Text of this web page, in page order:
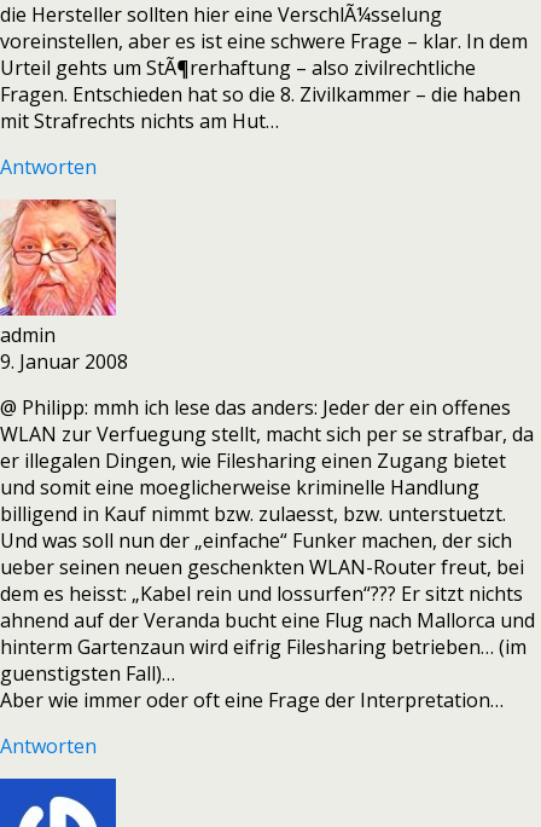
die Hersteller sollten hier eine VerschlÃ¼sselung
voreinstellen, aber es ist eine schwere Frage – klar. In dem
Urteil gehts um StÃ¶rerhaftung – also zivilrechtliche
Fragen. Entschieden hat so die 8. Zivilkammer – die haben
mit Strafrechts nichts am Hut…
Antworten
admin
9. Januar 2008
@ Philipp: mmh ich lese das anders: Jeder der ein offenes
WLAN zur Verfuegung stellt, macht sich per se strafbar, da
er illegalen Dingen, wie Filesharing einen Zugang bietet
und somit eine moeglicherweise kriminelle Handlung
billigend in Kauf nimmt bzw. zulaesst, bzw. unterstuetzt.
Und was soll nun der „einfache“ Funker machen, der sich
ueber seinen neuen geschenkten WLAN-Router freut, bei
dem es heisst: „Kabel rein und lossurfen“??? Er sitzt nichts
ahnend auf der Veranda bucht eine Flug nach Mallorca und
hinterm Gartenzaun wird eifrig Filesharing betrieben… (im
guenstigsten Fall)…
Aber wie immer oder oft eine Frage der Interpretation…
Antworten